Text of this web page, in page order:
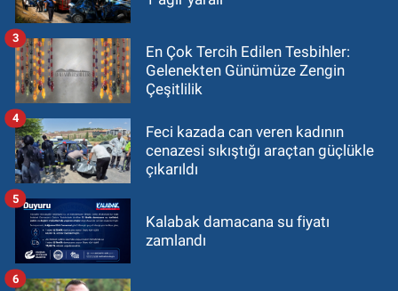
En Çok Tercih Edilen Tesbihler:
Gelenekten Günümüze Zengin
Çeşitlilik
3
Feci kazada can veren kadının
cenazesi sıkıştığı araçtan güçlükle
çıkarıldı
4
Kalabak damacana su fiyatı
zamlandı
5
6